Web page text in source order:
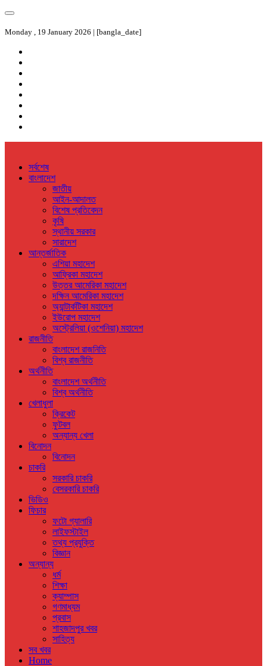
Monday , 19 January 2026 | [bangla_date]
সর্বশেষ
বাংলাদেশ
জাতীয়
আইন-আদালত
বিশেষ প্রতিবেদন
কৃষি
স্থানীয় সরকার
সারাদেশ
আন্তর্জাতিক
এশিয়া মহাদেশ
আফ্রিকা মহাদেশ
উত্তর আমেরিকা মহাদেশ
দক্ষিন আমেরিকা মহাদেশ
অ্যান্টার্কটিকা মহাদেশ
ইউরোপ মহাদেশ
অস্ট্রেলিয়া (ওশেনিয়া) মহাদেশ
রাজনীতি
বাংলাদেশ রাজনিতি
বিশ্ব রাজনীতি
অর্থনীতি
বাংলাদেশ অর্থনীতি
বিশ্ব অর্থনীতি
খেলাধুলা
ক্রিকেট
ফুটবল
অন্যান্য খেলা
বিনোদন
বিনোদন
চাকরি
সরকারি চাকরি
বেসরকারি চাকরি
ভিডিও
ফিচার
ফটো গ্যালারি
লাইফস্টাইল
তথ্য প্রযুক্তি
বিজ্ঞান
অন্যান্য
ধর্ম
শিক্ষা
ক্যাম্পাস
গণমাধ্যম
প্রবাস
শাহজাদপুর খবর
সাহিত্য
সব খবর
Home